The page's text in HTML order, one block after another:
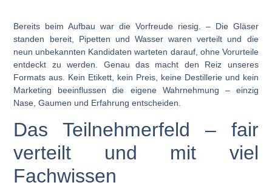
Bereits beim Aufbau war die Vorfreude riesig. – Die Gläser
standen bereit, Pipetten und Wasser waren verteilt und die
neun unbekannten Kandidaten warteten darauf, ohne Vorurteile
entdeckt zu werden. Genau das macht den Reiz unseres
Formats aus. Kein Etikett, kein Preis, keine Destillerie und kein
Marketing beeinflussen die eigene Wahrnehmung – einzig
Nase, Gaumen und Erfahrung entscheiden.
Das Teilnehmerfeld – fair
verteilt und mit viel
Fachwissen